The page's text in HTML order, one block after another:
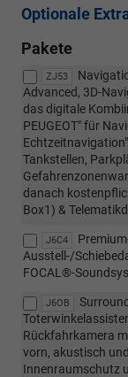
Optionale
Pakete
ZJ53
Advanced, 3D-
das digitale
PEUGEOT" für
Tankstellen,
danach
Box1) &
J6C4
Ausstell-/
FOCAL®-
J6OB
Rückfahrkamera
vorn, akustisch
Innenraumschutz